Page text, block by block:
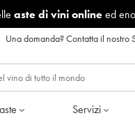
aste di vini onlineed
Una domanda?Contatta il nostro
Servizi